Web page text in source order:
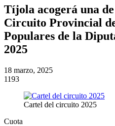
Tíjola acogerá una
Circuito Provincial
Populares de la
2025
18 marzo, 2025
1193
Cartel del circuito 2025
Cuota